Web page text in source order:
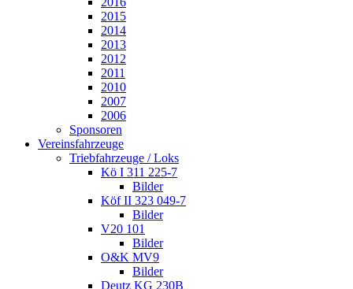
2015
2014
2013
2012
2011
2010
2007
2006
Sponsoren
Vereinsfahrzeuge
Triebfahrzeuge / Loks
Kö I 311 225-7
Bilder
Köf II 323 049-7
Bilder
V20 101
Bilder
O&K MV9
Bilder
Deutz KG 230B